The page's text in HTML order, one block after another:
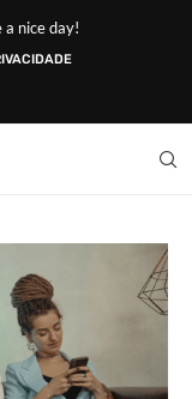
nice day!